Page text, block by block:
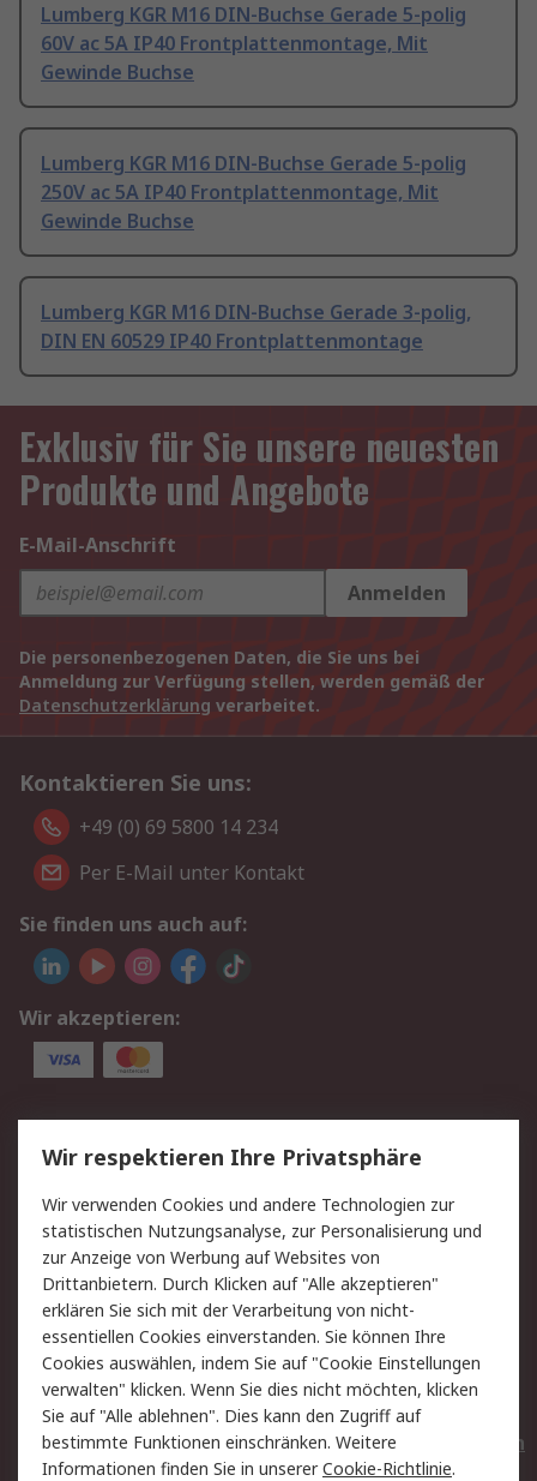
Lumberg KGR M16 DIN-Buchse Gerade 5-polig
60V ac 5A IP40 Frontplattenmontage, Mit
Gewinde Buchse
Lumberg KGR M16 DIN-Buchse Gerade 5-polig
250V ac 5A IP40 Frontplattenmontage, Mit
Gewinde Buchse
Lumberg KGR M16 DIN-Buchse Gerade 3-polig,
DIN EN 60529 IP40 Frontplattenmontage
Exklusiv für Sie unsere neuesten
Produkte und Angebote
E-Mail-Anschrift
Anmelden
Die personenbezogenen Daten, die Sie uns bei
Anmeldung zur Verfügung stellen, werden gemäß der
Datenschutzerklärung verarbeitet.
Kontaktieren Sie uns:
+49 (0) 69 5800 14 234
Per E-Mail unter Kontakt
Sie finden uns auch auf:
Wir akzeptieren:
Service
Value Added Services
Lieferlösungen
Rücksendungen
Kontakt
Hilfe
Privatkunden
Rechtliches
AGB
Datenschutz
Cookie-Richtlinie
Zahlungsbedingungen
Copyright/Impressum
Entsorgung
Elektrogeräte/Batterien
Wir respektieren Ihre Privatsphäre
Wir verwenden Cookies und andere Technologien zur
statistischen Nutzungsanalyse, zur Personalisierung und
zur Anzeige von Werbung auf Websites von
Drittanbietern. Durch Klicken auf "Alle akzeptieren"
erklären Sie sich mit der Verarbeitung von nicht-
essentiellen Cookies einverstanden. Sie können Ihre
Cookies auswählen, indem Sie auf "Cookie Einstellungen
verwalten" klicken. Wenn Sie dies nicht möchten, klicken
Sie auf "Alle ablehnen". Dies kann den Zugriff auf
bestimmte Funktionen einschränken. Weitere
Informationen finden Sie in unsererCookie-Richtlinie.